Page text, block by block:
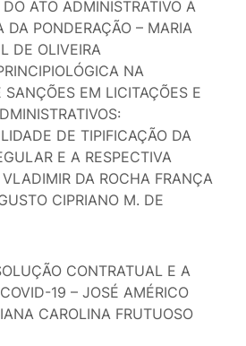
ATO ADMINISTRATIVO À
DA PONDERAÇÃO – MARIA
DE OLIVEIRA
NA
EM LICITAÇÕES E
DE TIPIFICAÇÃO DA
E A RESPECTIVA
DA ROCHA FRANÇA
CIPRIANO M. DE
CONTRATUAL E A
19 – JOSÉ AMÉRICO
CAROLINA FRUTUOSO